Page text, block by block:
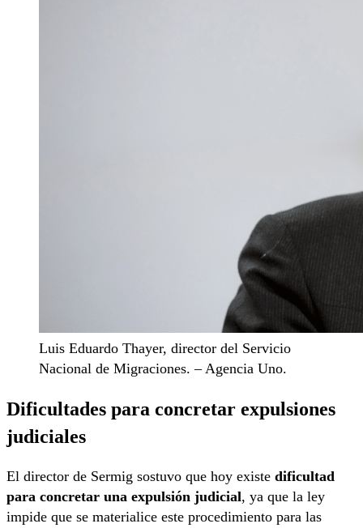
Luis Eduardo Thayer, director del Servicio
Nacional de Migraciones. – Agencia Uno.
Dificultades para concretar expulsiones
judiciales
El director de Sermig sostuvo que hoy existe dificultad
para concretar una expulsión judicial, ya que la ley
impide que se materialice este procedimiento para las